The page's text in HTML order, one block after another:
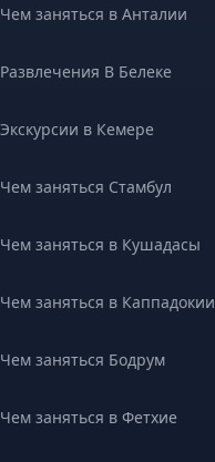
Чем заняться в Анталии
Развлечения В Белеке
Экскурсии в Кемере
Чем заняться Стамбул
Чем заняться в Кушадасы
Чем заняться в Каппадокии
Чем заняться Бодрум
Чем заняться в Фетхие